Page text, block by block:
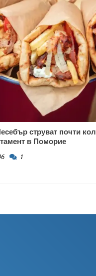
струват почти
в Поморие
1